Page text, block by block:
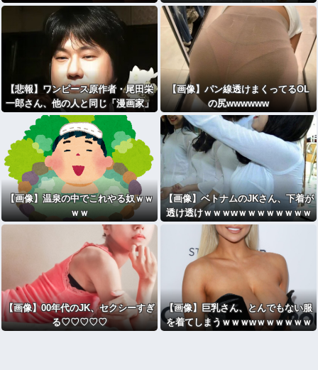
【悲報】ワンピース原作者・尾田栄
一郎さん、他の人と同じ「漫画家」
という肩書きに不満
【画像】パン線透けまくってるOL
の尻wwwwww
【画像】温泉の中でこれやる奴ｗｗ
ｗｗ
【画像】ベトナムのJKさん、下着が
透け透けｗｗｗwｗｗｗｗｗｗｗｗ
【画像】00年代のJK、セクシーすぎ
る♡♡♡♡♡
【画像】巨乳さん、とんでもない服
を着てしまうｗｗｗwｗｗｗｗｗｗ